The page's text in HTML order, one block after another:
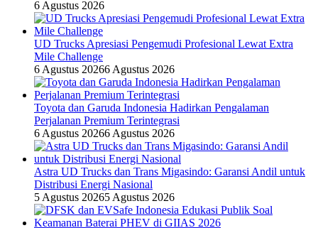
6 Agustus 2026
UD Trucks Apresiasi Pengemudi Profesional Lewat Extra
Mile Challenge
6 Agustus 20266 Agustus 2026
Toyota dan Garuda Indonesia Hadirkan Pengalaman
Perjalanan Premium Terintegrasi
6 Agustus 20266 Agustus 2026
Astra UD Trucks dan Trans Migasindo: Garansi Andil untuk
Distribusi Energi Nasional
5 Agustus 20265 Agustus 2026